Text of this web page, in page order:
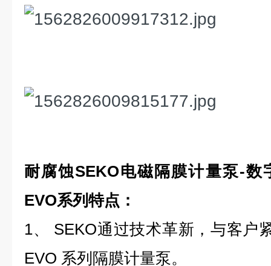
耐腐蚀SEKO电磁隔膜计量泵-数
EVO系列特点：
1、 SEKO通过技术革新，与客户
EVO 系列隔膜计量泵。